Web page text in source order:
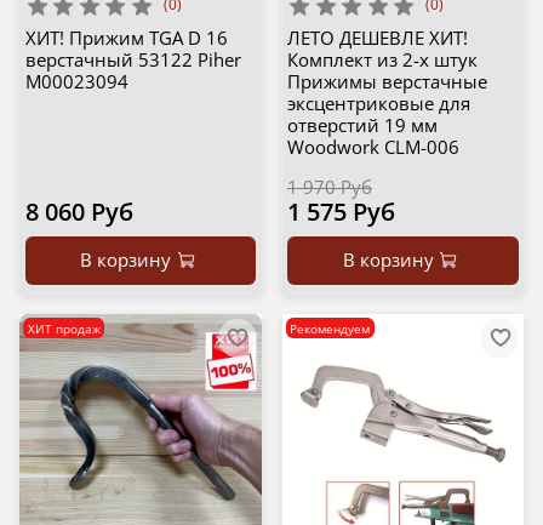
ХИТ! Прижим TGA D 16
верстачный 53122 Piher
М00023094
8 060 Руб
В корзину
ЛЕТО ДЕШЕВЛЕ ХИТ!
Комплект из 2-х штук
Прижимы верстачные
эксцентриковые для
отверстий 19 мм
Woodwork CLM-006
1 970 Руб
1 575 Руб
В корзину
ХИТ продаж Рекомендуем